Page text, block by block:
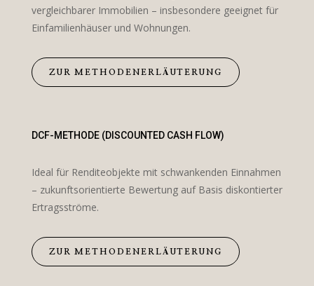
vergleichbarer Immobilien – insbesondere geeignet für
Einfamilienhäuser und Wohnungen.
ZUR METHODENERLÄUTERUNG
DCF-METHODE (DISCOUNTED CASH FLOW)
Ideal für Renditeobjekte mit schwankenden Einnahmen
– zukunftsorientierte Bewertung auf Basis diskontierter
Ertragsströme.
ZUR METHODENERLÄUTERUNG